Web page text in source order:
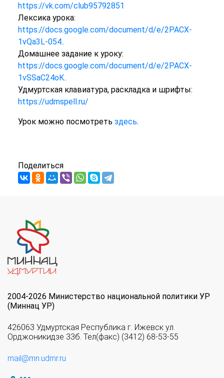
https://vk.com/club95792851
Лексика урока:
https://docs.google.com/document/d/e/2PACX-
1vQa3L-054..
Домашнее задание к уроку:
https://docs.google.com/document/d/e/2PACX-
1vSSaC24oK..
Удмуртская клавиатура, раскладка и шрифты:
https://udmspell.ru/
Урок можно посмотреть здесь.
Поделиться
2004-2026 Министерство национальной политики УР
(Миннац УР)
426063 Удмуртская Республика г. Ижевск ул.
Орджоникидзе 33б. Тел(факс) (3412) 68-53-55
mail@mn.udmr.ru